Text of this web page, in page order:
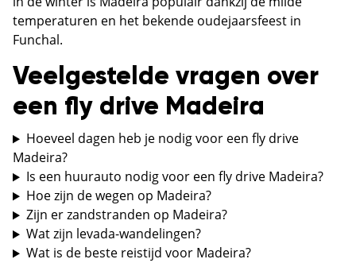
temperaturen en het bekende oudejaarsfeest in
Funchal.
Veelgestelde vragen over
een fly drive Madeira
Hoeveel dagen heb je nodig voor een fly drive
Madeira?
Is een huurauto nodig voor een fly drive Madeira?
Hoe zijn de wegen op Madeira?
Zijn er zandstranden op Madeira?
Wat zijn levada-wandelingen?
Wat is de beste reistijd voor Madeira?